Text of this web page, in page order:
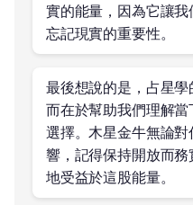
實的能量，因為它讓
忘記現實的重要性。
最後想說的是，占星學
而在於幫助我們理解
選擇。木星金牛無論
響，記得保持開放而
地受益於這股能量。